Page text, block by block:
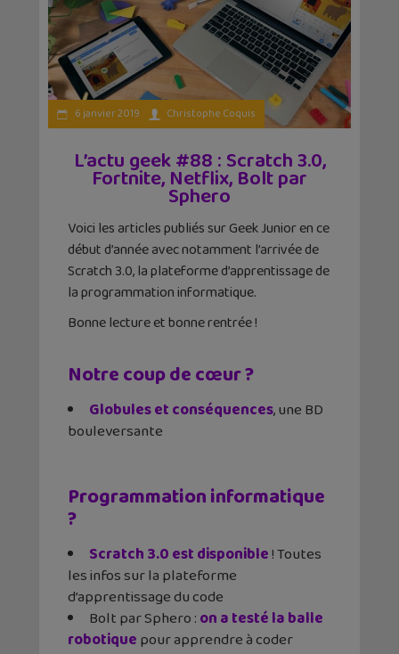
6 janvier 2019 Christophe Coquis
L’actu geek #88 : Scratch 3.0,
Fortnite, Netflix, Bolt par
Sphero
Voici les articles publiés sur Geek Junior en ce
début d’année avec notamment l’arrivée de
Scratch 3.0, la plateforme d’apprentissage de
la programmation informatique.
Bonne lecture et bonne rentrée !
Notre coup de cœur ?
Globules et conséquences, une BD
bouleversante
Programmation informatique
?
Scratch 3.0 est disponible! Toutes
les infos sur la plateforme
d’apprentissage du code
Bolt par Sphero :on a testé la balle
robotiquepour apprendre à coder